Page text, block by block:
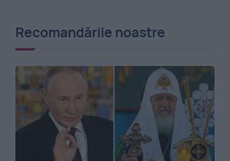
Recomandările noastre